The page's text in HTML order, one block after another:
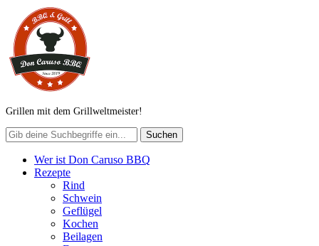
Grillen mit dem Grillweltmeister!
Wer ist Don Caruso BBQ
Rezepte
Rind
Schwein
Geflügel
Kochen
Beilagen